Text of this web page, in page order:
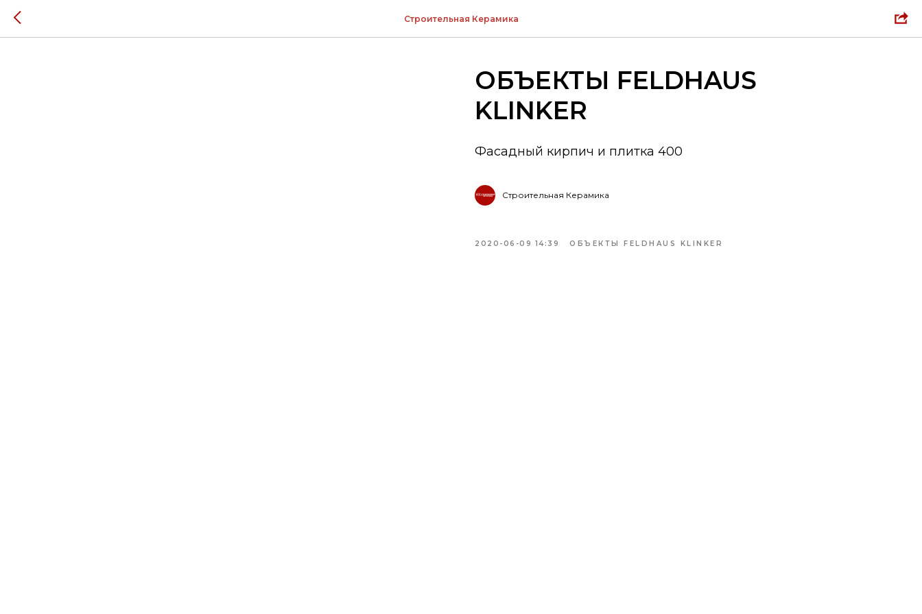
Строительная Керамика
ОБЪЕКТЫ FELDHAUS
KLINKER
Фасадный кирпич и плитка 400
Строительная Керамика
2020-06-09 14:39 ОБЪЕКТЫ FELDHAUS KLINKER